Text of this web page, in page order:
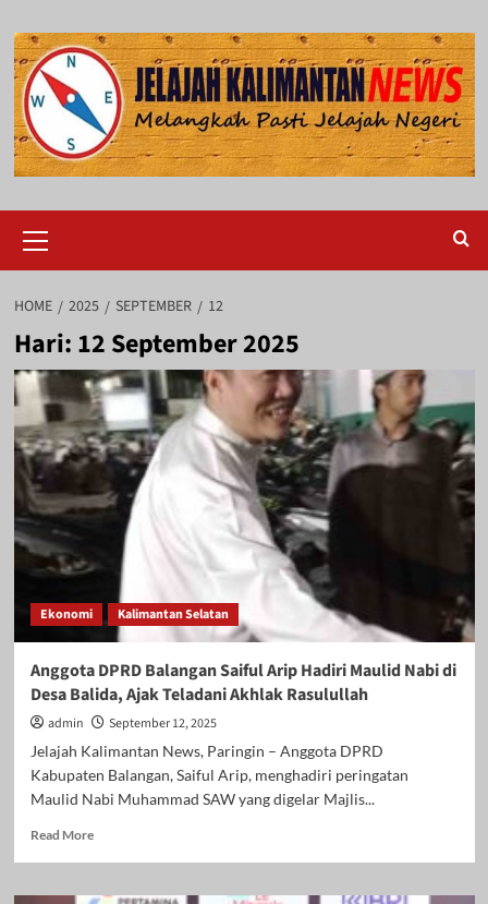
to
content
Menu
HOME 2025 SEPTEMBER 12
Hari: 12 September 2025
Ekonomi Kalimantan Selatan
Anggota DPRD Balangan Saiful Arip Hadiri Maulid Nabi di
Desa Balida, Ajak Teladani Akhlak Rasulullah
admin
September 12, 2025
Jelajah Kalimantan News, Paringin – Anggota DPRD
Kabupaten Balangan, Saiful Arip, menghadiri peringatan
Maulid Nabi Muhammad SAW yang digelar Majlis...
Read MoreRead
Anggota